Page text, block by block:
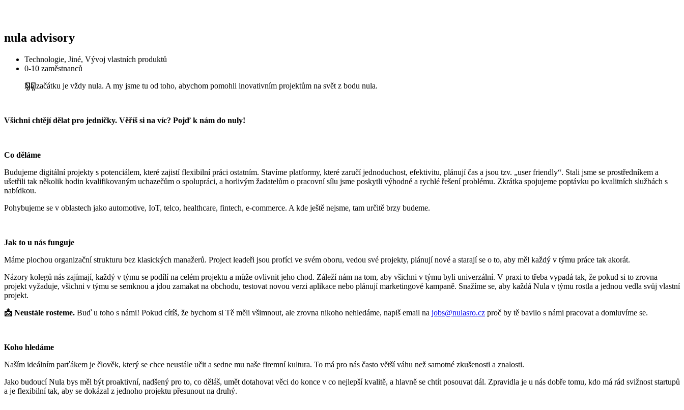
nula advisory
Technologie, Jiné, Vývoj vlastních produktů
0-10 zaměstnanců
Na začátku je vždy nula. A my jsme tu od toho, abychom pomohli inovativním projektům na svět z bodu nula.
Všichni chtějí dělat pro jedničky. Věříš si na víc? Pojď k nám do nuly!
Co děláme
Budujeme digitální projekty s potenciálem, které zajistí flexibilní práci ostatním. Stavíme platformy, které zaručí jednoduchost, efektivitu, plánují čas a jsou tzv. „user friendly“. Stali jsme se prostředníkem a
ušetřili tak několik hodin kvalifikovaným uchazečům o spolupráci, a horlivým žadatelům o pracovní sílu jsme poskytli výhodné a rychlé řešení problému. Zkrátka spojujeme poptávku po kvalitních službách s
nabídkou.
Pohybujeme se v oblastech jako automotive, IoT, telco, healthcare, fintech, e-commerce. A kde ještě nejsme, tam určitě brzy budeme.
Jak to u nás funguje
Máme plochou organizační strukturu bez klasických manažerů. Project leadeři jsou profíci ve svém oboru, vedou své projekty, plánují nové a starají se o to, aby měl každý v týmu práce tak akorát.
Názory kolegů nás zajímají, každý v týmu se podílí na celém projektu a může ovlivnit jeho chod. Záleží nám na tom, aby všichni v týmu byli univerzální. V praxi to třeba vypadá tak, že pokud si to zrovna
projekt vyžaduje, všichni v týmu se semknou a jdou zamakat na obchodu, testovat novou verzi aplikace nebo plánují marketingové kampaně. Snažíme se, aby každá Nula v týmu rostla a jednou vedla svůj vlastní
projekt.
📩 Neustále rosteme. Buď u toho s námi! Pokud cítíš, že bychom si Tě měli všimnout, ale zrovna nikoho nehledáme, napiš email na jobs@nulasro.cz proč by tě bavilo s námi pracovat a domluvíme se.
Koho hledáme
Naším ideálním parťákem je člověk, který se chce neustále učit a sedne mu naše firemní kultura. To má pro nás často větší váhu než samotné zkušenosti a znalosti.
Jako budoucí Nula bys měl být proaktivní, nadšený pro to, co děláš, umět dotahovat věci do konce v co nejlepší kvalitě, a hlavně se chtít posouvat dál. Zpravidla je u nás dobře tomu, kdo má rád svižnost startupů
a je flexibilní tak, aby se dokázal z jednoho projektu přesunout na druhý.